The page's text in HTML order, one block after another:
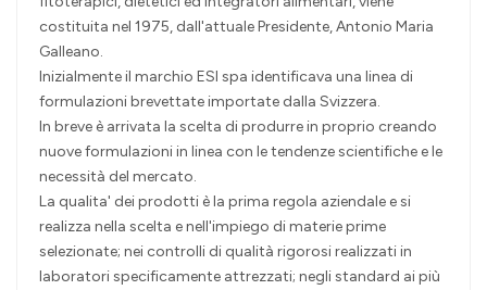
costituita nel 1975, dall'attuale Presidente, Antonio Maria
Galleano.
Inizialmente il marchio ESI spa identificava una linea di
formulazioni brevettate importate dalla Svizzera.
In breve è arrivata la scelta di produrre in proprio creando
nuove formulazioni in linea con le tendenze scientifiche e le
necessità del mercato.
La qualita' dei prodotti è la prima regola aziendale e si
realizza nella scelta e nell'impiego di materie prime
selezionate; nei controlli di qualità rigorosi realizzati in
laboratori specificamente attrezzati; negli standard ai più